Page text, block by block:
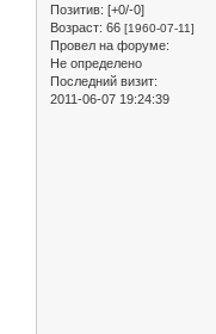
Позитив: [+0/-0]
Возраст: 66 [1960-07-11]
Провел на форуме:
Не определено
Последний визит:
2011-06-07 19:24:39